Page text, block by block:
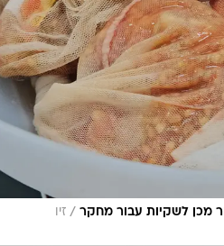
מכן לשקיות עבור מחקר / זיו